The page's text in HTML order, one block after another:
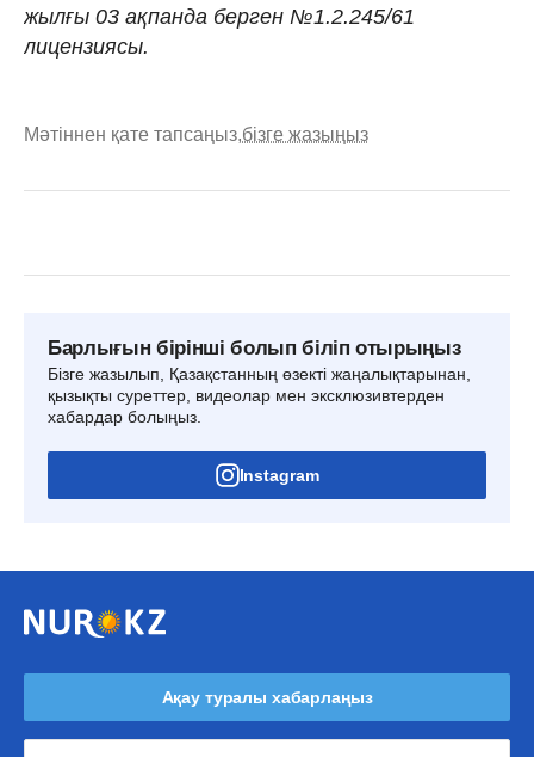
жылғы 03 ақпанда берген №1.2.245/61
лицензиясы.
Мәтіннен қате тапсаңыз,бізге жазыңыз
Барлығын бірінші болып біліп отырыңыз
Бізге жазылып, Қазақстанның өзекті жаңалықтарынан,
қызықты суреттер, видеолар мен эксклюзивтерден
хабардар болыңыз.
Instagram
Ақау туралы хабарлаңыз